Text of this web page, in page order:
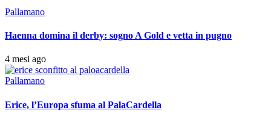
Pallamano
Haenna domina il derby: sogno A Gold e vetta in pugno
4 mesi ago
Pallamano
Erice, l’Europa sfuma al PalaCardella